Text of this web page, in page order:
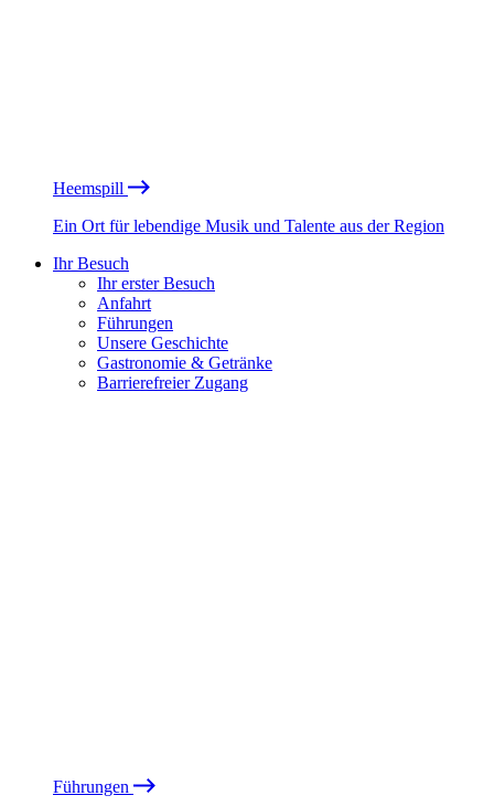
Heemspill
Ein Ort für lebendige Musik und Talente aus der Region
Ihr Besuch
Ihr erster Besuch
Anfahrt
Führungen
Unsere Geschichte
Gastronomie & Getränke
Barrierefreier Zugang
Führungen